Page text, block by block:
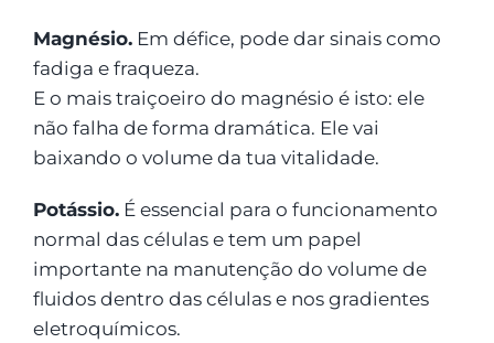
Magnésio.Em défice, pode dar sinais como
fadiga e fraqueza.
E o mais traiçoeiro do magnésio é isto: ele
não falha de forma dramática. Ele vai
baixando o volume da tua vitalidade.
Potássio.É essencial para o funcionamento
normal das células e tem um papel
importante na manutenção do volume de
fluidos dentro das células e nos gradientes
eletroquímicos.